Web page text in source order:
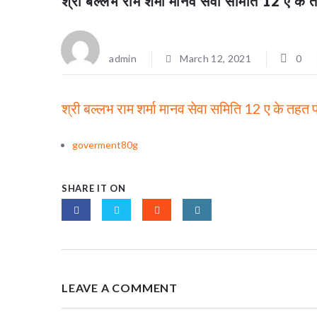
admin March 12, 2021 0
श्री बल्लभ राम शर्मा मानव सेवा समिति 12 ए के
goverment80g
SHARE IT ON
LEAVE A COMMENT